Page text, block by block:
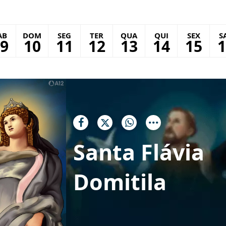
DOM
10
SEG
11
TER
12
QUA
13
QUI
14
SEX
15
Santa Flávia
Domitila